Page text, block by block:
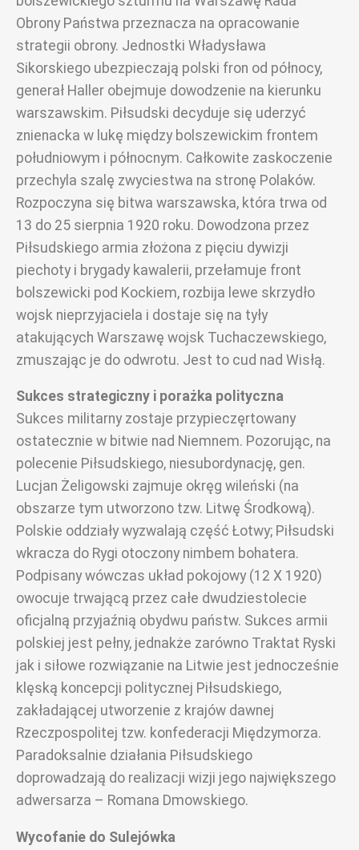
Obrony Państwa przeznacza na opracowanie
strategii obrony. Jednostki Władysława
Sikorskiego ubezpieczają polski fron od północy,
generał Haller obejmuje dowodzenie na kierunku
warszawskim. Piłsudski decyduje się uderzyć
znienacka w lukę między bolszewickim frontem
południowym i północnym. Całkowite zaskoczenie
przechyla szalę zwyciestwa na stronę Polaków.
Rozpoczyna się bitwa warszawska, która trwa od
13 do 25 sierpnia 1920 roku. Dowodzona przez
Piłsudskiego armia złożona z pięciu dywizji
piechoty i brygady kawalerii, przełamuje front
bolszewicki pod Kockiem, rozbija lewe skrzydło
wojsk nieprzyjaciela i dostaje się na tyły
atakujących Warszawę wojsk Tuchaczewskiego,
zmuszając je do odwrotu. Jest to cud nad Wisłą.
Sukces strategiczny i porażka polityczna
Sukces militarny zostaje przypieczęrtowany
ostatecznie w bitwie nad Niemnem. Pozorując, na
polecenie Piłsudskiego, niesubordynację, gen.
Lucjan Żeligowski zajmuje okręg wileński (na
obszarze tym utworzono tzw. Litwę Środkową).
Polskie oddziały wyzwalają część Łotwy; Piłsudski
wkracza do Rygi otoczony nimbem bohatera.
Podpisany wówczas układ pokojowy (12 X 1920)
owocuje trwającą przez całe dwudziestolecie
oficjalną przyjaźnią obydwu państw. Sukces armii
polskiej jest pełny, jednakże zarówno Traktat Ryski
jak i siłowe rozwiązanie na Litwie jest jednocześnie
klęską koncepcji politycznej Piłsudskiego,
zakładającej utworzenie z krajów dawnej
Rzeczpospolitej tzw. konfederacji Międzymorza.
Paradoksalnie działania Piłsudskiego
doprowadzają do realizacji wizji jego największego
adwersarza – Romana Dmowskiego.
Wycofanie do Sulejówka